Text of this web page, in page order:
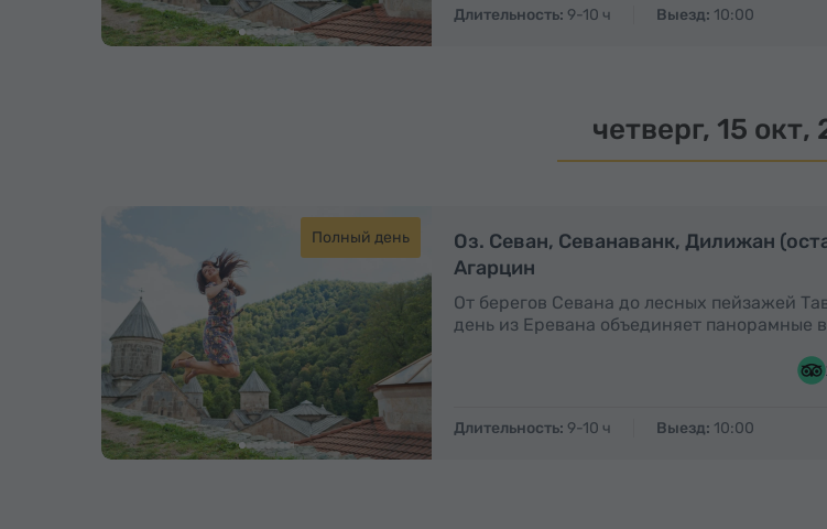
Длительность: 9-10 ч Выезд: 10:00
четверг, 15 окт,
Полный день Полный день
Оз. Севан, Севанаванк, Дилижан
Агарцин
От берегов Севана до лесных пейзажей
день из Еревана объединяет панорамные
Длительность: 9-10 ч Выезд: 10:00